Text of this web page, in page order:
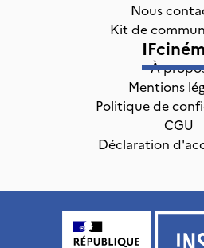
Nous
Kit de
À
Mentions
Politique de
CGU
Déclaration